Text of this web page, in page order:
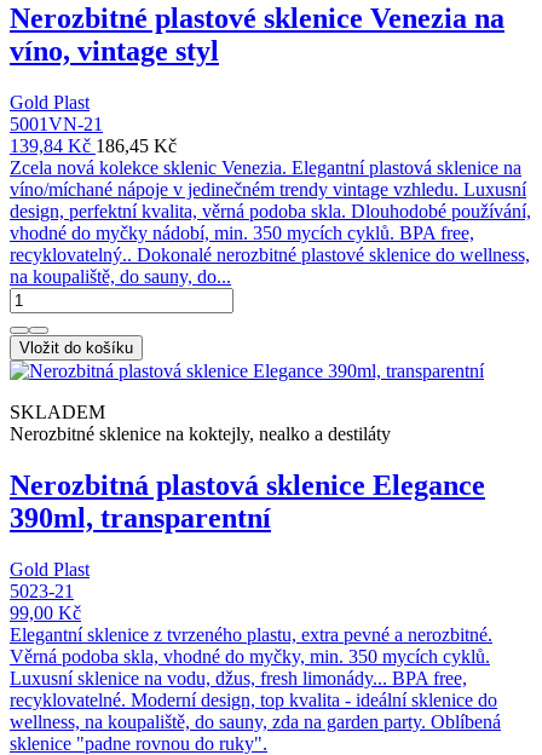
Nerozbitné plastové sklenice Venezia na
víno, vintage styl
Gold Plast
5001VN-21
139,84 Kč 186,45 Kč
Zcela nová kolekce sklenic Venezia. Elegantní plastová sklenice na
víno/míchané nápoje v jedinečném trendy vintage vzhledu. Luxusní
design, perfektní kvalita, věrná podoba skla. Dlouhodobé používání,
vhodné do myčky nádobí, min. 350 mycích cyklů. BPA free,
recyklovatelný.. Dokonalé nerozbitné plastové sklenice do wellness,
na koupaliště, do sauny, do...
Vložit do košíku
SKLADEM
Nerozbitné sklenice na koktejly, nealko a destiláty
Nerozbitná plastová sklenice Elegance
390ml, transparentní
Gold Plast
5023-21
99,00 Kč
Elegantní sklenice z tvrzeného plastu, extra pevné a nerozbitné.
Věrná podoba skla, vhodné do myčky, min. 350 mycích cyklů.
Luxusní sklenice na vodu, džus, fresh limonády... BPA free,
recyklovatelné. Moderní design, top kvalita - ideální sklenice do
wellness, na koupaliště, do sauny, zda na garden party. Oblíbená
sklenice "padne rovnou do ruky".